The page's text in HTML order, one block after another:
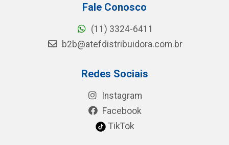
Fale Conosco
(11) 3324-6411
b2b@atefdistribuidora.com.br
Redes Sociais
Instagram
Facebook
TikTok